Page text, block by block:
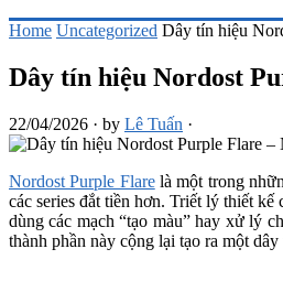
Home Uncategorized Dây tín hiệu
Dây tín hiệu Nordost
22/04/2026 · by Lê Tuấn ·
Nordost Purple Flarelà một trong
các series đắt tiền hơn. Triết lý thiết
dùng các mạch “tạo màu” hay xử lý
thành phần này cộng lại tạo ra một